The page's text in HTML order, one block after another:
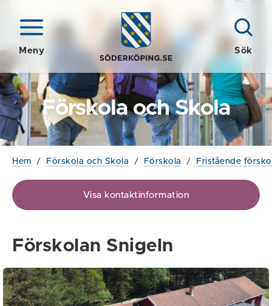
Meny Sök
Förskola och Skola
Hem / Förskola och Skola / Förskola / Fristående
Visa kontaktinformation
Förskolan Snigeln